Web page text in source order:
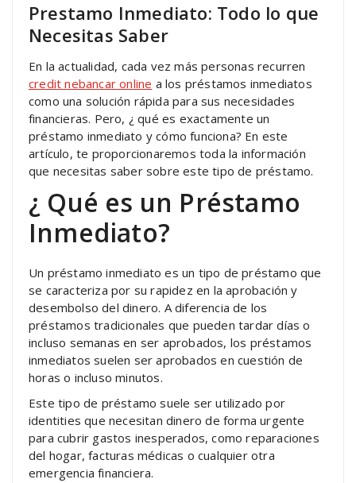
Prestamo Inmediato: Todo lo que
Necesitas Saber
En la actualidad, cada vez más personas recurren
credit nebancar online a los préstamos inmediatos
como una solución rápida para sus necesidades
financieras. Pero, ¿ qué es exactamente un
préstamo inmediato y cómo funciona? En este
artículo, te proporcionaremos toda la información
que necesitas saber sobre este tipo de préstamo.
¿ Qué es un Préstamo
Inmediato?
Un préstamo inmediato es un tipo de préstamo que
se caracteriza por su rapidez en la aprobación y
desembolso del dinero. A diferencia de los
préstamos tradicionales que pueden tardar días o
incluso semanas en ser aprobados, los préstamos
inmediatos suelen ser aprobados en cuestión de
horas o incluso minutos.
Este tipo de préstamo suele ser utilizado por
identities que necesitan dinero de forma urgente
para cubrir gastos inesperados, como reparaciones
del hogar, facturas médicas o cualquier otra
emergencia financiera.